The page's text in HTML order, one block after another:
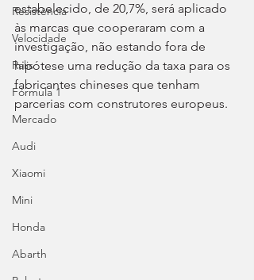
Resistência
Velocidade
Ralis
Fórmula 1
Mercado
Audi
Xiaomi
Mini
Honda
Abarth
estabelecido, de 20,7%, será aplicado
às marcas que cooperaram com a
investigação, não estando fora de
hipótese uma redução da taxa para os
fabricantes chineses que tenham
parcerias com construtores europeus.